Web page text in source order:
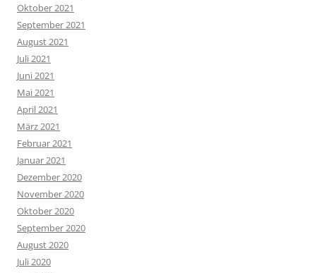
Oktober 2021
September 2021
August 2021
Juli 2021
Juni 2021
Mai 2021
April 2021
März 2021
Februar 2021
Januar 2021
Dezember 2020
November 2020
Oktober 2020
September 2020
August 2020
Juli 2020